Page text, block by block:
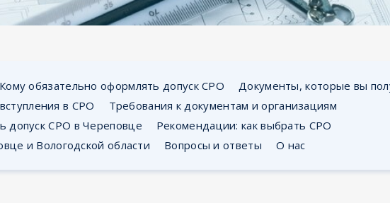
Кому обязательно оформлять допуск СРО
Документы, которые вы
в СРО
Требования к документам и организациям
допуск СРО в Череповце
Рекомендации: как выбрать СРО
и Вологодской области
Вопросы и ответы О нас